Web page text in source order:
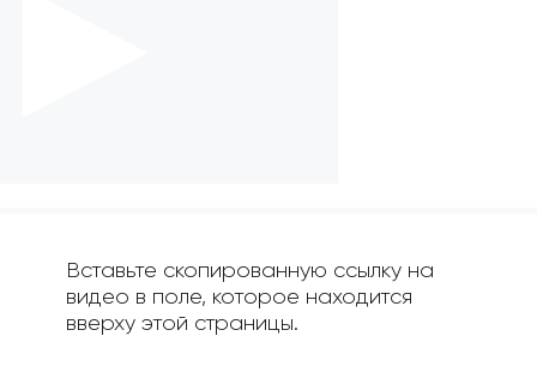
Вставьте скопированную ссылку на
видео в поле, которое находится
вверху этой страницы.